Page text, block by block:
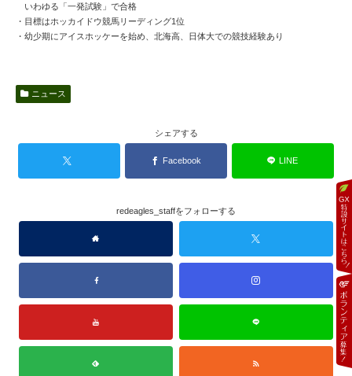
いわゆる「一発試験」で合格
・目標はホッカイドウ競馬リーディング1位
・幼少期にアイスホッケーを始め、北海高、日体大での競技経験あり
ニュース
シェアする
Facebook LINE
redeagles_staffをフォローする